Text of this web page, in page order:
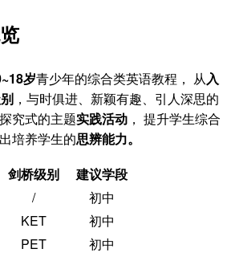
岁青少年的综合类英语教程， 从入
，与时俱进、新颖有趣、引人深思的
究式的主题实践活动 ， 提升学生综合
培养学生的思辨能力。
剑桥级别
建议学段
/
初中
KET
初中
PET
初中